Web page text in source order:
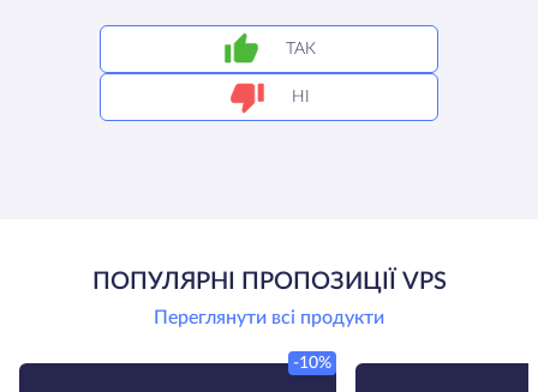
ТАК
НІ
ПОПУЛЯРНІ ПРОПОЗИЦІЇ VPS
Переглянути всі продукти
-10%